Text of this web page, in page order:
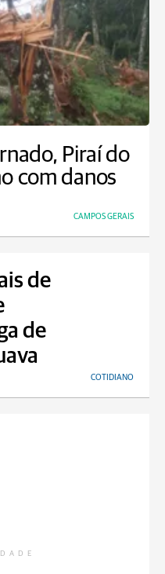
Piraí do
com danos
CAMPOS GERAIS
de
de
COTIDIANO